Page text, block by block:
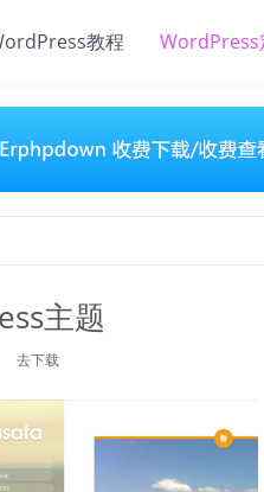
教程 WordPress
主题
去下载